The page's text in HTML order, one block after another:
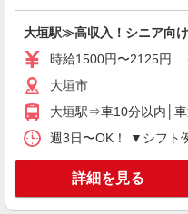
時給
通費全支給
大垣市
キープ
派遣社員
株式会社kotrio /●NG-H-2030710
毎日通うの
美しいサ
大垣駅≫高収入！シニア向
時給1500円〜2125円
大垣市
大垣駅⇒車10分以内│
週3日〜OK！ ▼シフト
詳細を見る